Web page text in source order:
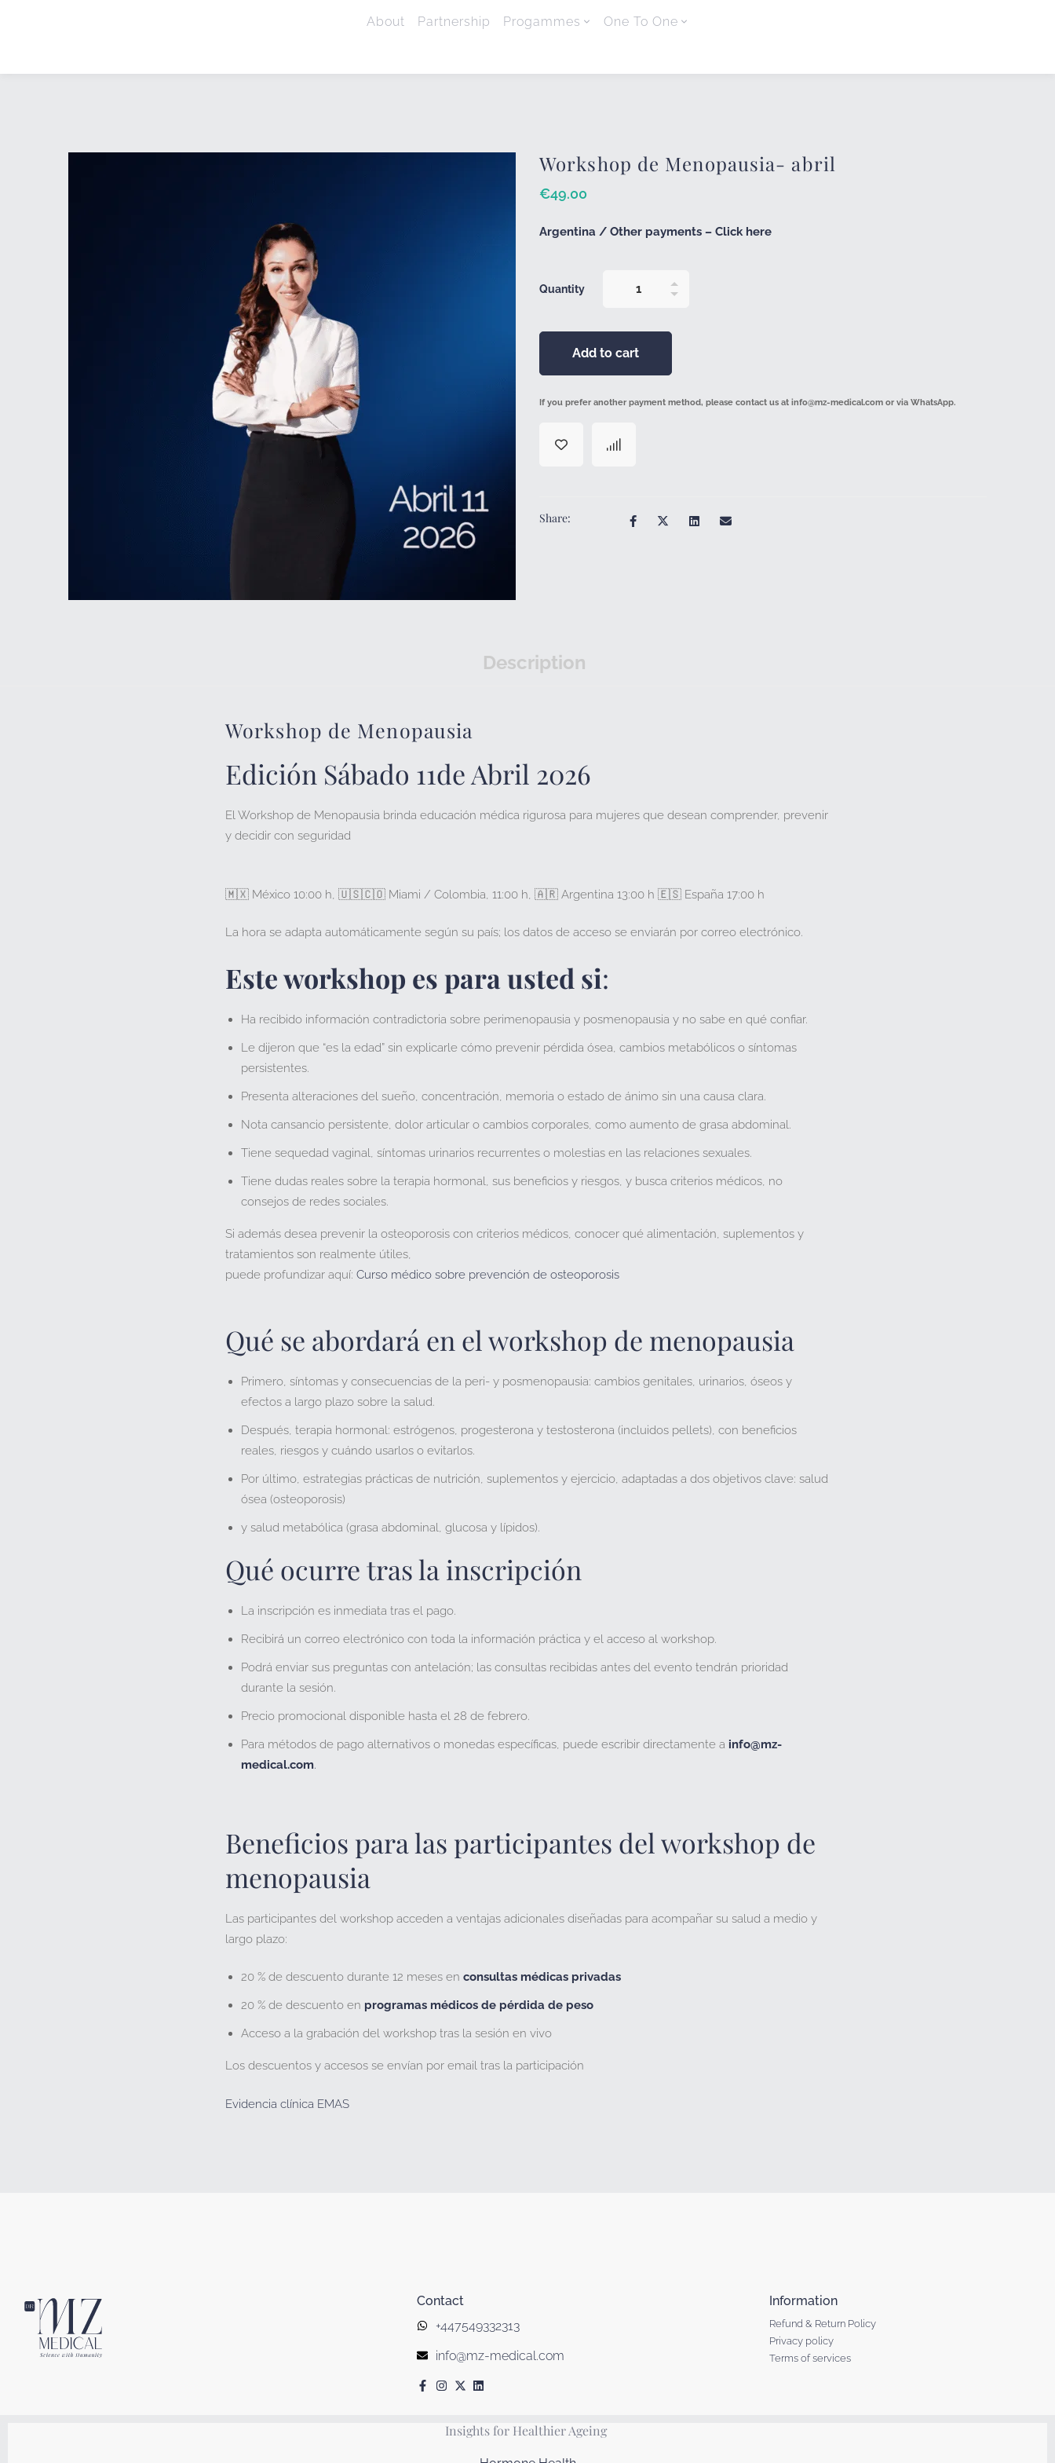
About Partnership Progammes One To One
Workshop de Menopausia- abril
€49.00
Argentina / Other payments – Click here
Quantity
Add to cart
If you prefer another payment method, please contact us at info@mz-medical.com or via WhatsApp.
Share:
Description
Workshop de Menopausia
Edición Sábado 11de Abril 2026
El Workshop de Menopausia brinda educación médica rigurosa para mujeres que desean comprender, prevenir
y decidir con seguridad
🇲🇽 México 10:00 h, 🇺🇸🇨🇴 Miami / Colombia, 11:00 h, 🇦🇷 Argentina 13:00 h 🇪🇸 España 17:00 h
La hora se adapta automáticamente según su país; los datos de acceso se enviarán por correo electrónico.
Este workshop es para usted si:
Ha recibido información contradictoria sobre perimenopausia y posmenopausia y no sabe en qué confiar.
Le dijeron que “es la edad” sin explicarle cómo prevenir pérdida ósea, cambios metabólicos o síntomas
persistentes.
Presenta alteraciones del sueño, concentración, memoria o estado de ánimo sin una causa clara.
Nota cansancio persistente, dolor articular o cambios corporales , como aumento de grasa abdominal.
Tiene sequedad vaginal, síntomas urinarios recurrentes o molestias en las relaciones sexuales.
Tiene dudas reales sobre la terapia hormonal , sus beneficios y riesgos, y busca criterios médicos, no
consejos de redes sociales.
Si además desea prevenir la osteoporosis con criterios médicos , conocer qué alimentación, suplementos y
tratamientos son realmente útiles
puede profundizar aquí: Curso médico sobre prevención de osteoporosis
Qué se abordará en el workshop de menopausia
Primero, síntomas y consecuencias de la peri- y posmenopausia: cambios genitales, urinarios, óseos y
efectos a largo plazo sobre la salud.
Después, terapia hormonal: estrógenos, progesterona y testosterona (incluidos pellets), con beneficios
reales, riesgos y cuándo usarlos o evitarlos.
Por último, estrategias prácticas de nutrición, suplementos y ejercicio, adaptadas a dos objetivos clave: salud
ósea (osteoporosis)
y salud metabólica (grasa abdominal, glucosa y lípidos).
Qué ocurre tras la inscripción
La inscripción es inmediata tras el pago.
Recibirá un correo electrónico con toda la información práctica y el acceso al workshop.
Podrá enviar sus preguntas con antelación; las consultas recibidas antes del evento tendrán prioridad
durante la sesión.
Precio promocional disponible hasta el 28 de febrero.
Para métodos de pago alternativos o monedas específicas, puede escribir directamente a info@mz-
medical.com.
Beneficios para las participantes del workshop de
menopausia
Las participantes del workshop acceden a ventajas adicionales diseñadas para acompañar su salud a medio y
largo plazo:
20 % de descuento durante 12 meses en consultas médicas privadas
20 % de descuento en programas médicos de pérdida de peso
Acceso a la grabación del workshop tras la sesión en vivo
Los descuentos y accesos se envían por email tras la participación
Evidencia clínica EMAS
Contact
+447549332313
info@mz-medical.com
Information
Refund & Return Policy
Privacy policy
Terms of services
Insights for Healthier Ageing